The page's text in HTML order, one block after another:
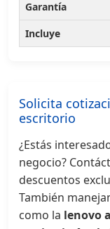
Garantía
Incluye
Solicita
escritorio
¿Estás
negocio?
descuentos
También
como la lenovo